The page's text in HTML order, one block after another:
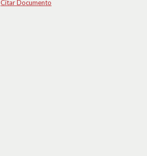
Citar Documento